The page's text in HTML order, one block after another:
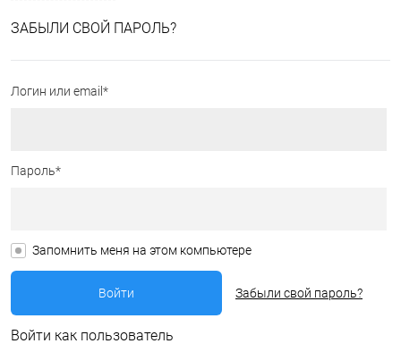
ЗАБЫЛИ СВОЙ ПАРОЛЬ?
Логин или email*
Пароль*
Запомнить меня на этом компьютере
Забыли свой пароль?
Войти как пользователь